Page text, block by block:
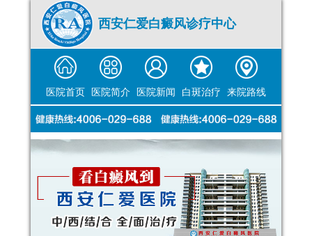
西安仁爱白癜风诊疗中心
医院首页 医院简介 医院新闻 白斑治疗 来院路线